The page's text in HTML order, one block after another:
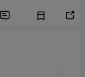
 